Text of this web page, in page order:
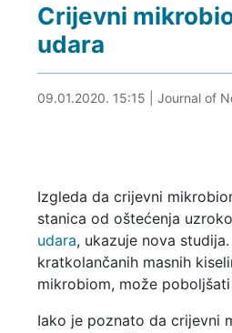
Crijevni
udara
09.01.2020. 15:42
09.01.2020. 15:15 Journal of
Izgleda da crijevni
stanica od oštećenja
udara, ukazuje nova
kratkolančanih masnih
mikrobiom, može
Iako je poznato da crijevni